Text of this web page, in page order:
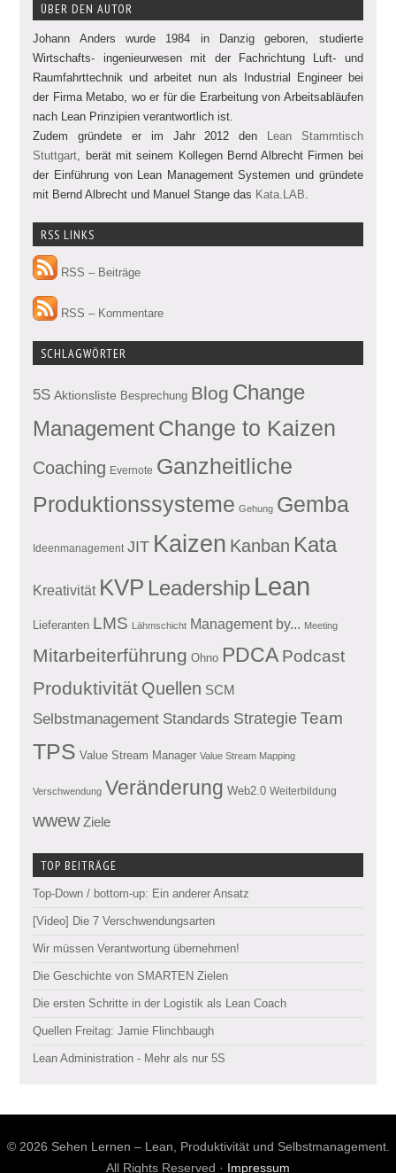
ÜBER DEN AUTOR
Johann Anders wurde 1984 in Danzig geboren, studierte
Wirtschafts- ingenieurwesen mit der Fachrichtung Luft- und
Raumfahrttechnik und arbeitet nun als Industrial Engineer bei
der Firma Metabo, wo er für die Erarbeitung von Arbeitsabläufen
nach Lean Prinzipien verantwortlich ist.
Zudem gründete er im Jahr 2012 den
Lean Stammtisch
Stuttgart, berät mit seinem Kollegen Bernd Albrecht Firmen bei
der Einführung von Lean Management Systemen und gründete
mit Bernd Albrecht und Manuel Stange das Kata.LAB.
RSS LINKS
RSS – Beiträge
RSS – Kommentare
SCHLAGWÖRTER
5S Aktionsliste Besprechung Blog Change
ManagementChange to Kaizen
Coaching Evernote Ganzheitliche
Produktionssysteme Gehung Gemba
Ideenmanagement JIT Kaizen Kanban Kata
Kreativität KVP Leadership Lean
Lieferanten LMS Lähmschicht Management by... Meeting
Mitarbeiterführung Ohno PDCA Podcast
Produktivität Quellen SCM
Selbstmanagement Standards Strategie Team
TPS Value Stream Manager Value Stream Mapping
Verschwendung Veränderung Web2.0 Weiterbildung
wwew Ziele
TOP BEITRÄGE
Top-Down / bottom-up: Ein anderer Ansatz
[Video] Die 7 Verschwendungsarten
Wir müssen Verantwortung übernehmen!
Die Geschichte von SMARTEN Zielen
Die ersten Schritte in der Logistik als Lean Coach
Quellen Freitag: Jamie Flinchbaugh
Lean Administration - Mehr als nur 5S
© 2026 Sehen Lernen – Lean, Produktivität und Selbstmanagement.
All Rights Reserved · Impressum